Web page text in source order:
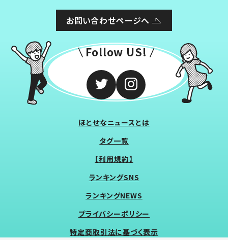
お問い合わせページへ
Follow US!
ほとせなニュースとは
タグ一覧
【利用規約】
ランキングSNS
ランキングNEWS
プライバシーポリシー
特定商取引法に基づく表示